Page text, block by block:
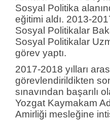
Sosyal Politika
eğitimi aldı. 2013-
Sosyal Politikalar
Sosyal Politikalar
görev yaptı.
2017-2018 yılları
görevlendirildikten
sınavından başarılı
Yozgat Kaymakam
Amirliği mesleğine